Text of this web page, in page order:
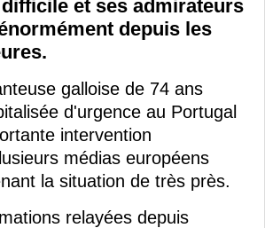
et ses admirateurs
depuis les
galloise de 74 ans
d'urgence au Portugal
intervention
médias européens
la situation de très près.
relayées depuis